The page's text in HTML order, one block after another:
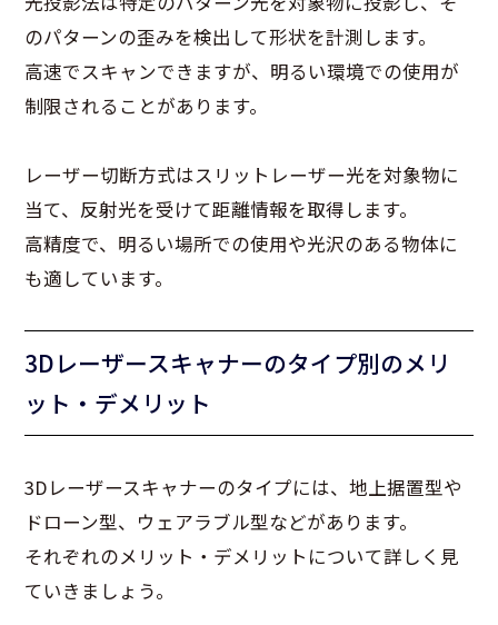
のパターンの歪みを検出して形状を計測します。
高速でスキャンできますが、明るい環境での使用が
制限されることがあります。
レーザー切断方式はスリットレーザー光を対象物に
当て、反射光を受けて距離情報を取得します。
高精度で、明るい場所での使用や光沢のある物体に
も適しています。
3Dレーザースキャナーのタイプ別のメリ
ット・デメリット
3Dレーザースキャナーのタイプには、地上据置型や
ドローン型、ウェアラブル型などがあります。
それぞれのメリット・デメリットについて詳しく見
ていきましょう。